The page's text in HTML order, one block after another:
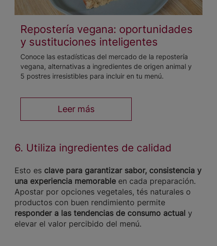
Repostería vegana: oportunidades
y sustituciones inteligentes
Conoce las estadísticas del mercado de la repostería
vegana, alternativas a ingredientes de origen animal y
5 postres irresistibles para incluir en tu menú.
Leer más
6. Utiliza ingredientes de calidad
Esto es clave para garantizar sabor, consistencia y
una experiencia memorable en cada preparación.
Apostar por opciones vegetales, tés naturales o
productos con buen rendimiento permite
responder a las tendencias de consumo actual y
elevar el valor percibido del menú.